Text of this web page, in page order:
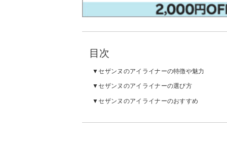
目次
セザンヌのアイライナーの特徴や魅力
セザンヌのアイライナーの選び方
セザンヌのアイライナーのおすすめ